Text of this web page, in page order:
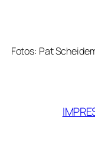
Fotos: Pat